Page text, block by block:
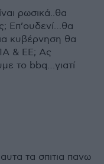
ρωσικά..θα
Επ’ουδενί…θα
κυβέρνηση θα
& ΕΕ; Ας
το bbq…γιατί
τα σπιτια πανω